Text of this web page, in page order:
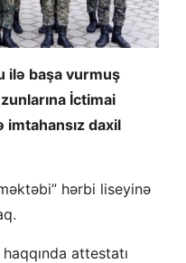
ilə başa vurmuş
İctimai
daxil
hərbi liseyinə
attestatı